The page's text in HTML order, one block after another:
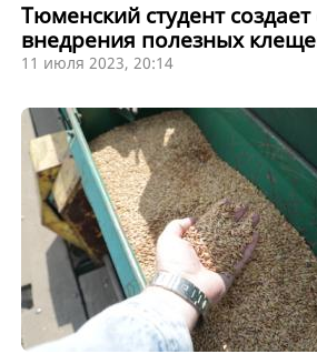
Тюменский студент создает
внедрения полезных
11 июля 2023, 20:14